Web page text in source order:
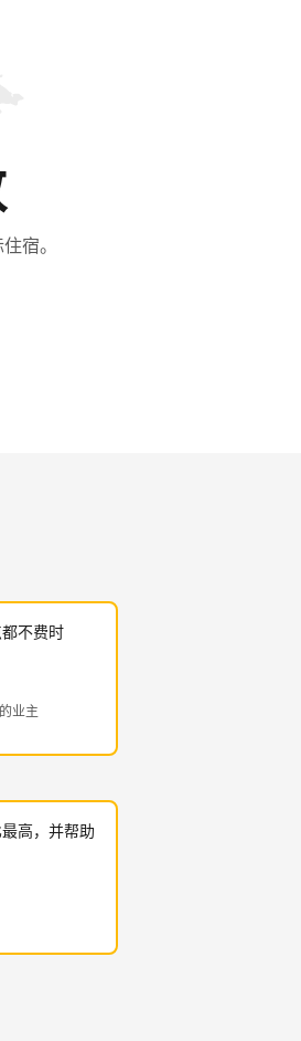
宿。
不费时
业主
高，并帮助